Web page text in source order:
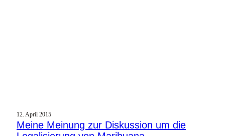
12. April 2015
Meine Meinung zur Diskussion um die